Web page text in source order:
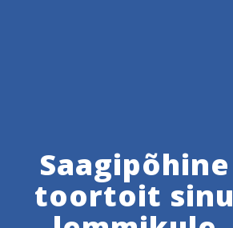
Saagipõhine
toortoit sinu